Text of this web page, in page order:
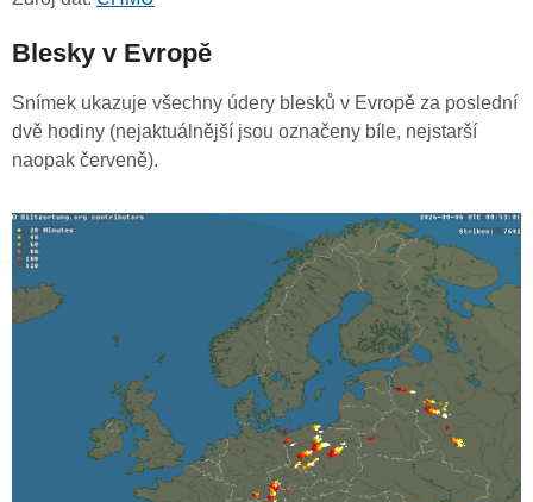
Blesky v Evropě
Snímek ukazuje všechny údery blesků v Evropě za poslední
dvě hodiny (nejaktuálnější jsou označeny bíle, nejstarší
naopak červeně).